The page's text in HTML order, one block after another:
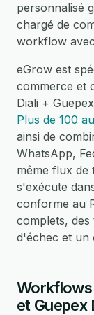
personnalisé
chargé de
workflow
eGrow est
commerce et
Diali +
Plus de 100
ainsi de
WhatsApp,
même flux de
s'exécute
conforme au
complets, des
d'échec et un
Workflows
et Guepex